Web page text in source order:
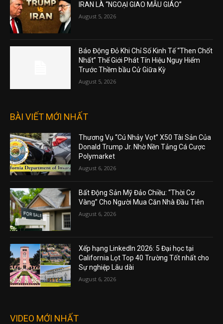
IRAN LÀ “NGOẠI GIAO MẪU GIÁO”
August 5, 2026
Báo Động Đỏ Khi Chỉ Số Kinh Tế “Then Chốt
Nhất” Thế Giới Phát Tín Hiệu Nguy Hiểm
Trước Thềm bầu Cử Giữa Kỳ
August 5, 2026
BÀI VIẾT MỚI NHẤT
Thương Vụ “Cú Nhảy Vọt” X50 Tài Sản Của
Donald Trump Jr. Nhờ Nền Tảng Cá Cược
Polymarket
August 6, 2026
Bất Động Sản Mỹ Đảo Chiều: “Thời Cơ
Vàng” Cho Người Mua Căn Nhà Đầu Tiên
August 6, 2026
Xếp hạng LinkedIn 2026: 5 Đại học tại
California Lọt Top 40 Trường Tốt nhất cho
Sự nghiệp Lâu dài
August 6, 2026
VIDEO MỚI NHẤT